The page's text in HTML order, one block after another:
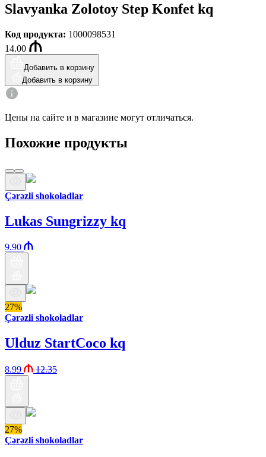
Slavyanka Zolotoy Step Konfet kq
Код продукта: 1000098531
14.00
Добавить в корзину
Добавить в корзину
Цены на сайте и в магазине могут отличаться.
Похожие продукты
Çərəzli shokoladlar
Lukas Sungrizzy kq
9.90
27%
Çərəzli shokoladlar
Ulduz StartCoco kq
8.99 12.35
27%
Çərəzli shokoladlar